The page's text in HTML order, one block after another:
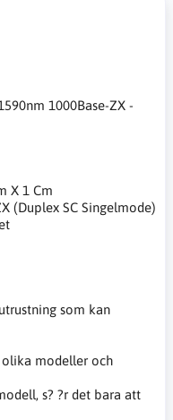
1000Base-ZX -
X 1 Cm
(Duplex SC Singelmode)
som kan
olika modeller och
s? ?r det bara att